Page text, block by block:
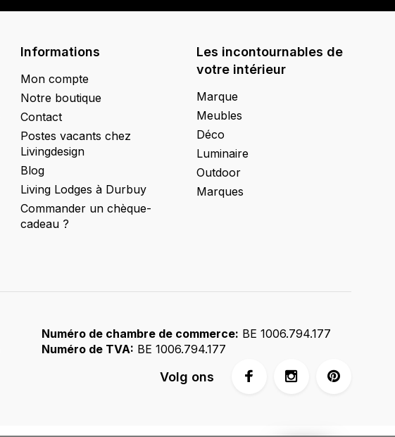
Informations
Mon compte
Notre boutique
Contact
Postes vacants chez
Livingdesign
Blog
Living Lodges à Durbuy
Commander un chèque-
cadeau ?
Les incontournables de
votre intérieur
Marque
Meubles
Déco
Luminaire
Outdoor
Marques
Numéro de chambre de commerce: BE 1006.794.177
Numéro de TVA: BE 1006.794.177
Volg ons